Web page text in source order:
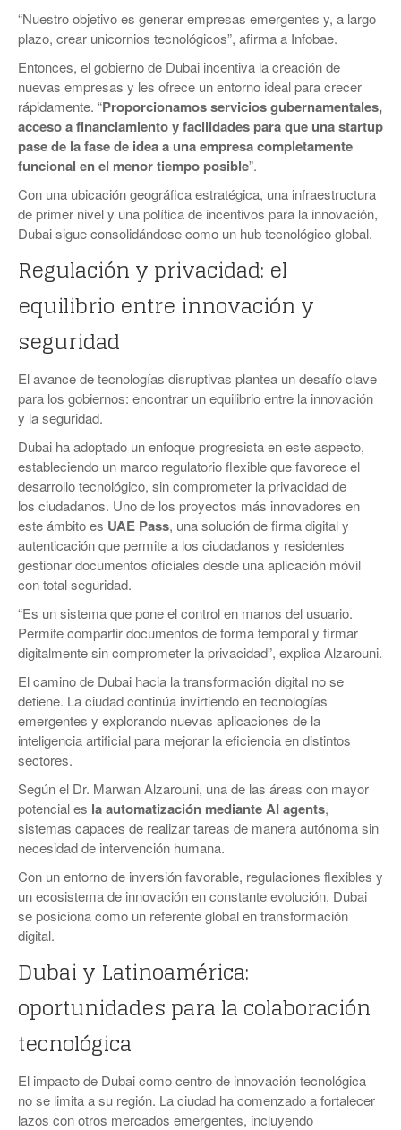
“Nuestro objetivo es generar empresas emergentes y, a largo
plazo, crear unicornios tecnológicos”, afirma a Infobae.
Entonces, el gobierno de Dubai incentiva la creación de
nuevas empresas y les ofrece un entorno ideal para crecer
rápidamente. “Proporcionamos servicios gubernamentales,
acceso a financiamiento y facilidades para que una startup
pase de la fase de idea a una empresa completamente
funcional en el menor tiempo posible”.
Con una ubicación geográfica estratégica, una infraestructura
de primer nivel y una política de incentivos para la innovación,
Dubai sigue consolidándose como un hub tecnológico global.
Regulación y privacidad: el
equilibrio entre innovación y
seguridad
El avance de tecnologías disruptivas plantea un desafío clave
para los gobiernos: encontrar un equilibrio entre la innovación
y la seguridad.
Dubai ha adoptado un enfoque progresista en este aspecto,
estableciendo un marco regulatorio flexible que favorece el
desarrollo tecnológico, sin comprometer la privacidad de
los ciudadanos. Uno de los proyectos más innovadores en
este ámbito es UAE Pass, una solución de firma digital y
autenticación que permite a los ciudadanos y residentes
gestionar documentos oficiales desde una aplicación móvil
con total seguridad.
“Es un sistema que pone el control en manos del usuario.
Permite compartir documentos de forma temporal y firmar
digitalmente sin comprometer la privacidad”, explica Alzarouni.
El camino de Dubai hacia la transformación digital no se
detiene. La ciudad continúa invirtiendo en tecnologías
emergentes y explorando nuevas aplicaciones de la
inteligencia artificial para mejorar la eficiencia en distintos
sectores.
Según el Dr. Marwan Alzarouni, una de las áreas con mayor
potencial es la automatización mediante AI agents,
sistemas capaces de realizar tareas de manera autónoma sin
necesidad de intervención humana.
Con un entorno de inversión favorable, regulaciones flexibles y
un ecosistema de innovación en constante evolución, Dubai
se posiciona como un referente global en transformación
digital.
Dubai y Latinoamérica:
oportunidades para la colaboración
tecnológica
El impacto de Dubai como centro de innovación tecnológica
no se limita a su región. La ciudad ha comenzado a fortalecer
lazos con otros mercados emergentes, incluyendo